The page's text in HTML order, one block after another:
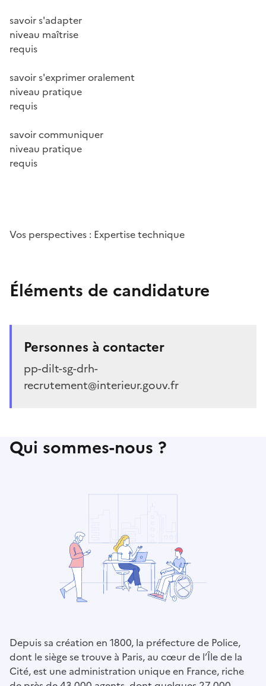
savoir s'adapter
niveau maîtrise
requis
savoir s'exprimer oralement
niveau pratique
requis
savoir communiquer
niveau pratique
requis
Vos perspectives : Expertise technique
Éléments de candidature
Personnes à contacter
pp-dilt-sg-drh-
recrutement@interieur.gouv.fr
Qui sommes-nous ?
Depuis sa création en 1800, la préfecture de Police,
dont le siège se trouve à Paris, au cœur de l’Île de la
Cité, est une administration unique en France, riche